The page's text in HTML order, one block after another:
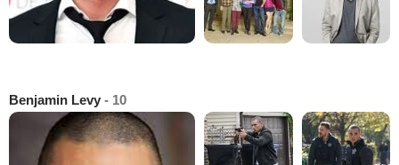
Benjamin Levy - 10